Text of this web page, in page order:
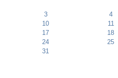
3 4
10
11
17
18
24
25
31